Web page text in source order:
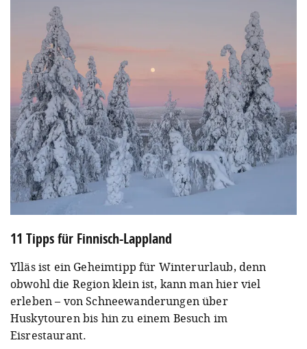
11 Tipps für Finnisch-Lappland
Ylläs ist ein Geheimtipp für Winterurlaub, denn
obwohl die Region klein ist, kann man hier viel
erleben – von Schneewanderungen über
Huskytouren bis hin zu einem Besuch im
Eisrestaurant.